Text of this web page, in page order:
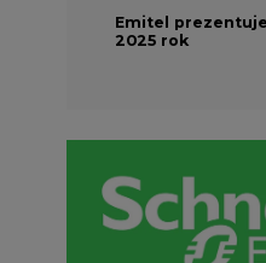
2026-04-27 06:30